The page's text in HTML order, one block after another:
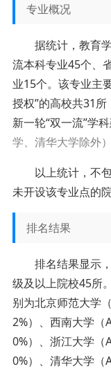
专业概况
据统计，教育
流本科专业45个、
业15个。该专业主
授权”的高校共31
新一轮“双一流”学
学、清华大学除外）
以上统计，不
未开设该专业点的院
排名结果
排名结果显示
级及以上院校45所
别为北京师范大学
2%）、西南大学（
0%）、浙江大学（
0%）、清华大学（